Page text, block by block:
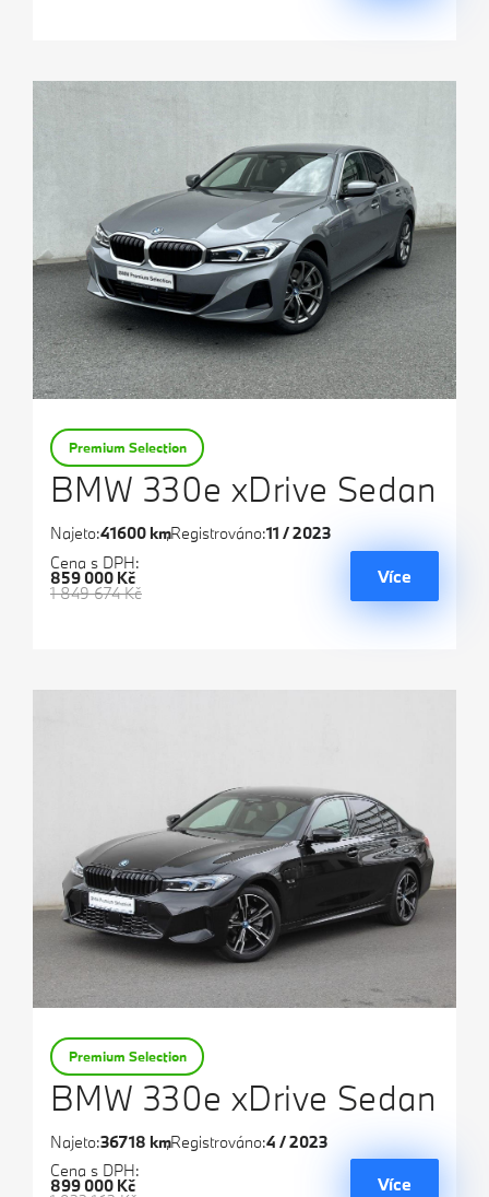
BMW 330e xDrive Sedan
Premium Selection
Najeto:41600 kmRegistrováno:11 / 2023
Cena s DPH:
1 849 674 Kč
859 000 Kč Více
BMW 330e xDrive Sedan
Premium Selection
Najeto:36718 kmRegistrováno:4 / 2023
Cena s DPH:
899 000 Kč Více